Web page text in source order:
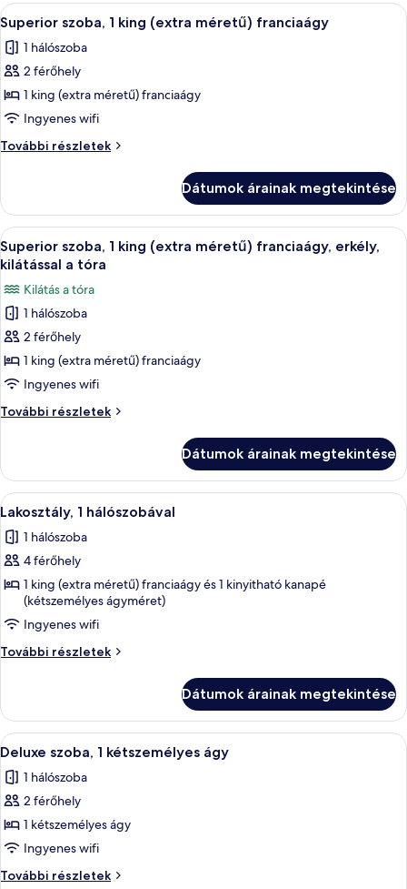
A
következő
szoba
összes
képének
megtekintése:
Superior
szoba,
king
(extra
méretű)
franciaágy
Egy szállodai szoba, amelyben egy
6
Superior szoba, 1 king (extra méretű) franciaágy
1 hálószoba
2 férőhely
1 king (extra méretű) franciaágy
Ingyenes wifi
További részletek
Superior
(extra
méretű)
franciaágy
további
Dátumok árainak megtekintése
A
következő
összes
képének
megtekintése:
Superior
szoba,
1
king
méretű)
franciaágy,
erkély,
kilátással
a
tóra
Egy szállodai szoba, amelyben
6
Superior szoba, 1 king (extra méretű) franciaágy, erkély,
kilátással a tóra
Kilátás a tóra
1 hálószoba
2 férőhely
1 king (extra méretű) franciaágy
Ingyenes wifi
További részletek
Superior
(extra
méretű)
franciaágy,
kilátással
a
további
részletei
Dátumok árainak megtekintése
A
következő
szoba
összes
képének
megtekintése:
Lakosztály,
1
Egy szállodai szoba, amelyben egy
9
Lakosztály, 1 hálószobával
1 hálószoba
4 férőhely
1 king (extra méretű) franciaágy és 1 kinyitható kanapé
(kétszemélyes ágyméret)
Ingyenes wifi
További részletek
Lakosztály,
részletei
Dátumok árainak megtekintése
A
következő
szoba
összes
képének
megtekintése:
Deluxe
Egy szállodai szoba, amelyben egy
5
Deluxe szoba, 1 kétszemélyes ágy
1 hálószoba
2 férőhely
1 kétszemélyes ágy
Ingyenes wifi
További részletek
Deluxe